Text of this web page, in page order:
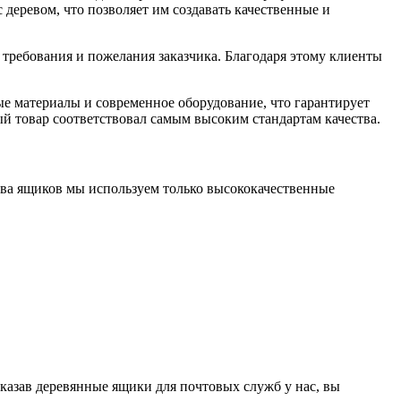
что позволяет им создавать качественные и
и пожелания заказчика. Благодаря этому клиенты
и современное оборудование, что гарантирует
соответствовал самым высоким стандартам качества.
ящиков мы используем только высококачественные
деревянные ящики для почтовых служб у нас, вы